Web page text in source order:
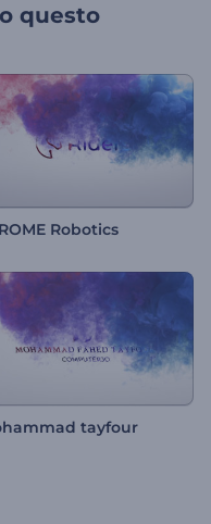
questo
Robotics
tayfour